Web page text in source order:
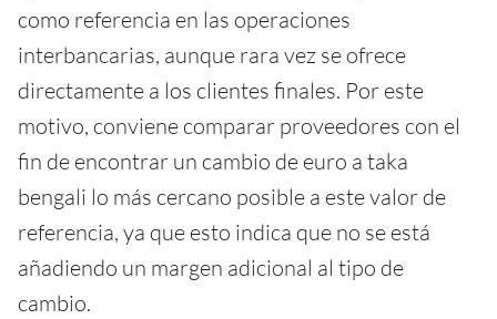
como referencia en las operaciones
interbancarias, aunque rara vez se ofrece
directamente a los clientes finales. Por este
motivo, conviene comparar proveedores con el
fin de encontrar un cambio de euro a taka
bengali lo más cercano posible a este valor de
referencia, ya que esto indica que no se está
añadiendo un margen adicional al tipo de
cambio.